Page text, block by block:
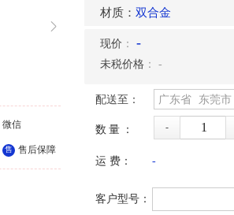
微信
售 售后保障
材质： 双合金
现价 ： -
未税价格 ： -
配送至： 广东省 东莞市
数量： -
运 费： -
客户型号：